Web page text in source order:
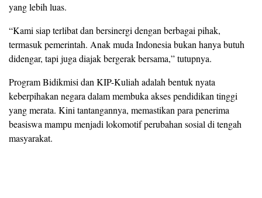
yang lebih luas.
“Kami siap terlibat dan bersinergi dengan berbagai pihak,
termasuk pemerintah. Anak muda Indonesia bukan hanya butuh
didengar, tapi juga diajak bergerak bersama,” tutupnya.
Program Bidikmisi dan KIP-Kuliah adalah bentuk nyata
keberpihakan negara dalam membuka akses pendidikan tinggi
yang merata. Kini tantangannya, memastikan para penerima
beasiswa mampu menjadi lokomotif perubahan sosial di tengah
masyarakat.